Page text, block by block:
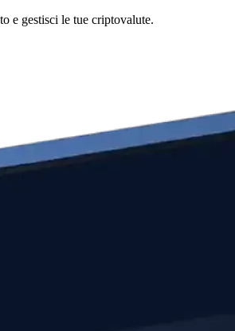
e gestisci le tue criptovalute.